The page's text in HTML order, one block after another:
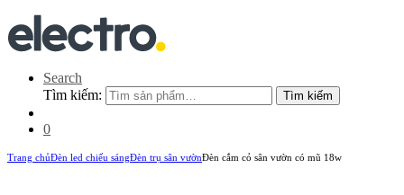
Search
Tìm kiếm:
Tìm kiếm
0
Trang chủĐèn led chiếu sángĐèn trụ sân vườnĐèn cắm cỏ sân vườn có mũ 18w